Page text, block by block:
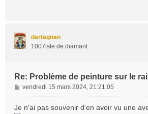
dartagnan
1007iste de diamant
Re: Problème de peinture sur le
M
e
s
vendredi 15 mars 2024, 21:21:05
Je n'ai pas souvenir d'en avoir vu une